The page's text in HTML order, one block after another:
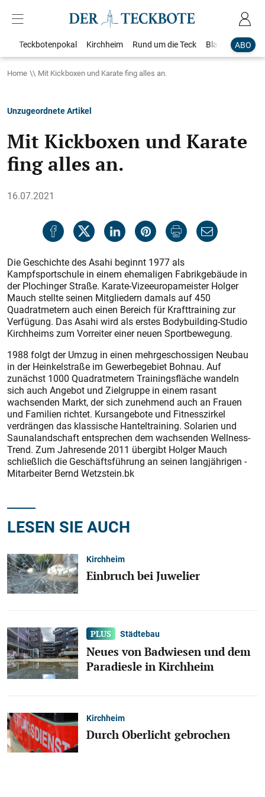
ABO
Teckbotenpokal Kirchheim Rund um die Teck Blaulicht
Home Mit Kickboxen und Karate fing alles an.
Unzugeordnete Artikel
Mit Kickboxen und Karate
fing alles an.
16.07.2021
Die Geschichte des Asahi beginnt 1977 als
Kampfsportschule in einem ehemaligen Fab­rikgebäude in
der Plochinger Straße. Karate-Vizeeuropameister Holger
Mauch stellte seinen Mitgliedern damals auf 450
Quadratmetern auch einen Bereich für Krafttraining zur
Verfügung. Das Asahi wird als erstes Bodybuilding-Studio
Kirchheims zum Vorreiter einer neuen Sportbewegung.
1988 folgt der Umzug in einen mehrgeschossigen Neubau
in der Heinkel­straße im Gewerbegebiet Bohnau. Auf
zunächst 1000 Quadratmetern Trainings­fläche wandeln
sich auch Angebot und Zielgruppe in einem rasant
wachsenden Markt, der sich zunehmend auch an Frauen
und Familien richtet. Kursangebote und Fitnesszirkel
verdrängen das klassische Hanteltraining. Solarien und
Saunalandschaft entsprechen dem wachsenden Wellness-
Trend. Zum Jahresende 2011 übergibt Holger Mauch
schließlich die Geschäftsführung an seinen langjährigen ­
Mitarbeiter Bernd ­Wetzstein.bk
LESEN SIE AUCH
Kirchheim
Einbruch bei Juwelier
Städtebau
Neues von Badwiesen und dem
Paradiesle in Kirchheim
Kirchheim
Durch Oberlicht gebrochen